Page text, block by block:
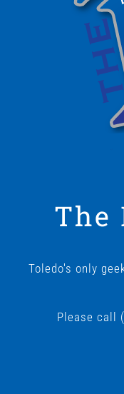
The
Toledo's only
Please call